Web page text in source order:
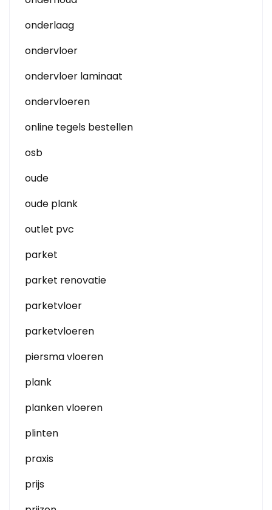
onderlaag
ondervloer
ondervloer laminaat
ondervloeren
online tegels bestellen
osb
oude
oude plank
outlet pvc
parket
parket renovatie
parketvloer
parketvloeren
piersma vloeren
plank
planken vloeren
plinten
praxis
prijs